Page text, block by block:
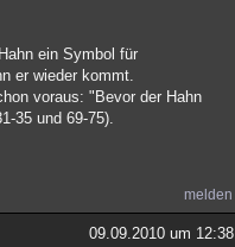
ein Symbol für
er wieder kommt.
voraus: "Bevor der Hahn
35 und 69-75).
melden
09.09.2010 um 12:38